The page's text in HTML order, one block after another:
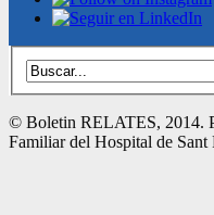
© Boletin RELATES, 2014.
Familiar del Hospital de Sant